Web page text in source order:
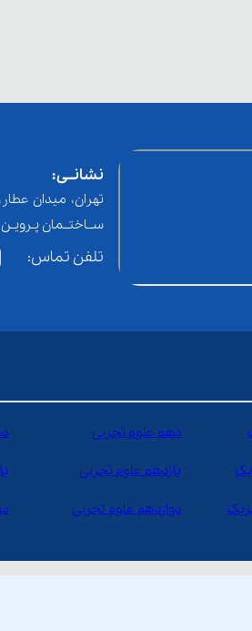
نشانــی:
ســاختــمان پـرویـن
تلفن تماس:
دهم علوم تجربی
یازدهم علوم تجربی
دوازدهم علوم تجربی